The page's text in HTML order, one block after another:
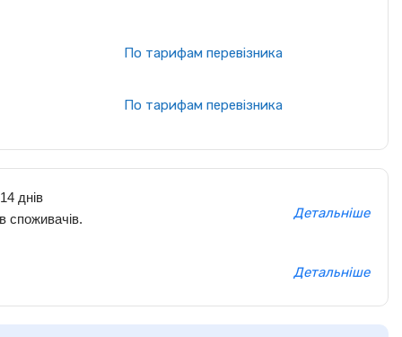
По тарифам перевізника
По тарифам перевізника
днів
споживачів.
Детальніше
Детальніше